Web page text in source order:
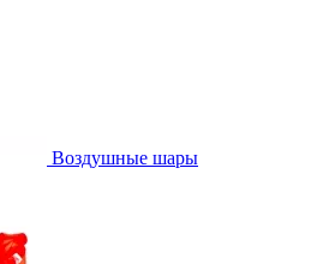
Воздушные шары